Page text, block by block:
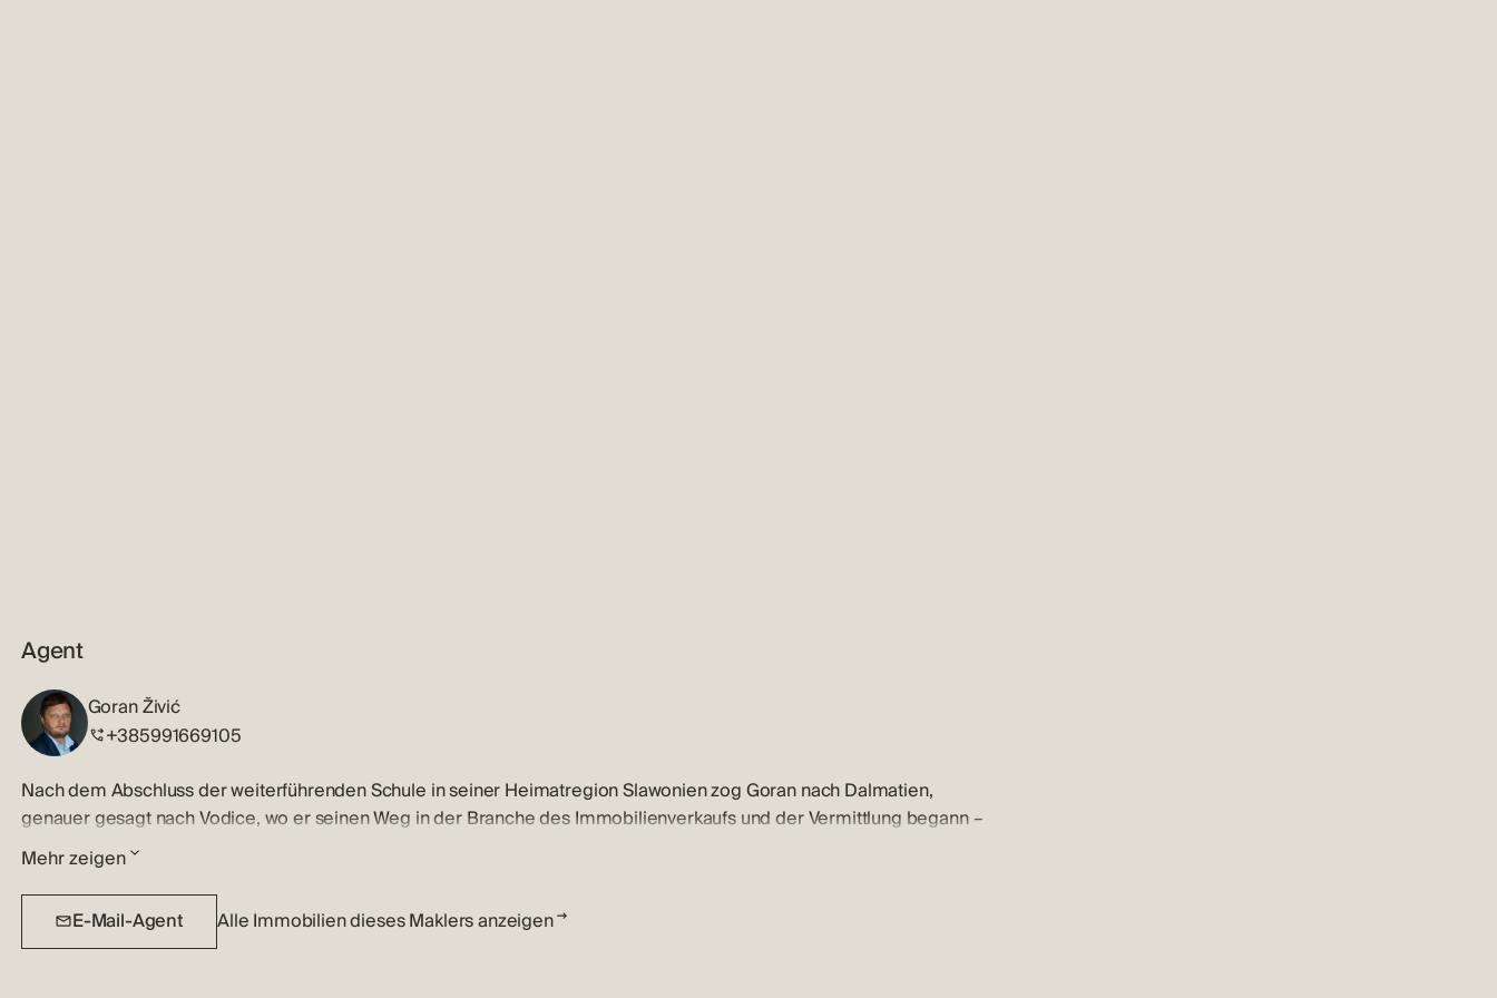
Agent
Goran Živić
+385991669105
Nach dem Abschluss der weiterführenden Schule in seiner Heimatregion Slawonien zog Goran nach Dalmatien,
genauer gesagt nach Vodice, wo er seinen Weg in der Branche des Immobilienverkaufs und der Vermittlung begann –
ein Weg, der nun schon über 20 Jahre andauert.
In all diesen Jahren, die voller schöner Momente, zufriedener Kunden und Beziehungen zu Käufern und Verkäufern
waren, aus denen Freundschaften entstanden sind, ist dieser Beruf für ihn mehr als nur ein Job – er ist seine Berufung,
in der es für ihn keine Unbekannten gibt.
Mehr zeigen
E-Mail-Agent Alle Immobilien dieses Maklers anzeigen